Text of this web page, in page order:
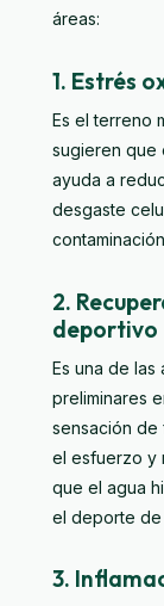
áreas:
1. Estrés
Es el terreno
sugieren que
ayuda a
desgaste
2.
deportivo
Es una de las
preliminares
sensación de
el esfuerzo y
que el agua
el deporte de
3.